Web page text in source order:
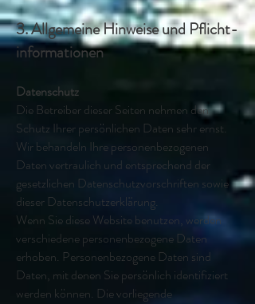
3. Allgemeine Hinweise und Pflicht­
informationen
Datenschutz
Die Betreiber dieser Seiten nehmen den
Schutz Ihrer persönlichen Daten sehr ernst.
Wir behandeln Ihre personenbezogenen
Daten vertraulich und entsprechend der
gesetzlichen Datenschutzvorschriften sowie
dieser Datenschutzerklärung.
Wenn Sie diese Website benutzen, werden
verschiedene personenbezogene Daten
erhoben. Personenbezogene Daten sind
Daten, mit denen Sie persönlich identifiziert
werden können. Die vorliegende